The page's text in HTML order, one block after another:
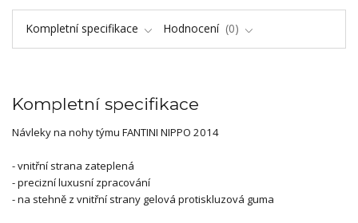
Kompletní specifikace Hodnocení 0
Kompletní specifikace
Návleky na nohy týmu FANTINI NIPPO 2014
- vnitřní strana zateplená
- precizní luxusní zpracování
- na stehně z vnitřní strany gelová protiskluzová guma